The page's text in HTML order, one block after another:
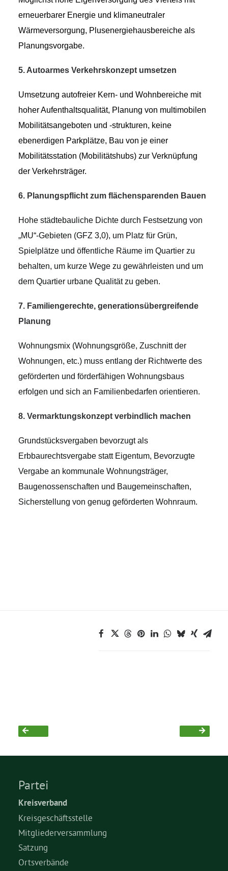
erneuerbarer Energie und klimaneutraler
Wärmeversorgung, Plusenergiehausbereiche als
Planungsvorgabe.
5. Autoarmes Verkehrskonzept umsetzen
Umsetzung autofreier Kern- und Wohnbereiche mit
hoher Aufenthaltsqualität, Planung von multimobilen
Mobilitätsangeboten und -strukturen, keine
ebenerdigen Parkplätze, Bau von je einer
Mobilitätsstation (Mobilitätshubs) zur Verknüpfung
der Verkehrsträger.
6. Planungspflicht zum flächensparenden Bauen
Hohe städtebauliche Dichte durch Festsetzung von
„MU“-Gebieten (GFZ 3,0), um Platz für Grün,
Spielplätze und öffentliche Räume im Quartier zu
behalten, um kurze Wege zu gewährleisten und um
dem Quartier urbane Qualität zu geben.
7. Familiengerechte, generationsübergreifende
Planung
Wohnungsmix (Wohnungsgröße, Zuschnitt der
Wohnungen, etc.) muss entlang der Richtwerte des
geförderten und förderfähigen Wohnungsbaus
erfolgen und sich an Familienbedarfen orientieren.
8. Vermarktungskonzept verbindlich machen
Grundstücksvergaben bevorzugt als
Erbbaurechtsvergabe statt Eigentum, Bevorzugte
Vergabe an kommunale Wohnungsträger,
Baugenossenschaften und Baugemeinschaften,
Sicherstellung von genug geförderten Wohnraum.
Partei
Kreisverband
Kreisgeschäftsstelle
Mitgliederversammlung
Satzung
Ortsverbände